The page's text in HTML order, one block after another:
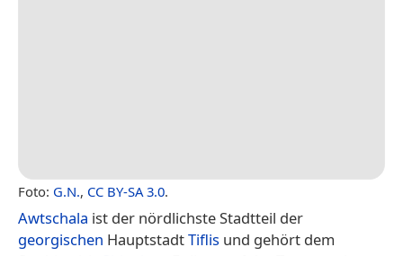
Foto: G.N., CC BY-SA 3.0.
Awtschala ist der nördlichste Stadtteil der
georgischen HauptstadtTiflis und gehört dem